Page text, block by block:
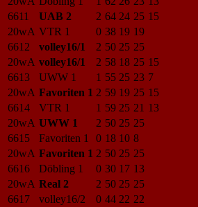
6611
UAB 2 2 64 24 25 15
20wA VTR 1 0 38 19 19
6612
volley16/1 2 50 25 25
20wA volley16/1 2 58 18 25 15
6613
UWW 1 1 55 25 23 7
20wA Favoriten 1 2 59 19 25 15
6614
VTR 1 1 59 25 21 13
20wA UWW 1 2 50 25 25
6615
Favoriten 1 0 18 10 8
20wA Favoriten 1 2 50 25 25
6616
Döbling 1 0 30 17 13
20wA Real 2 2 50 25 25
6617
volley16/2 0 44 22 22